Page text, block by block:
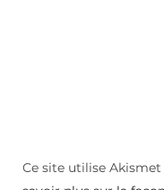
Ce site utilise